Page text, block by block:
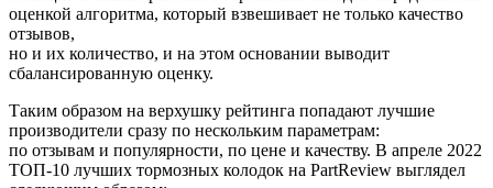
оценкой алгоритма, который взвешивает не только качество
отзывов,
но и их количество, и на этом основании выводит
сбалансированную оценку.
Таким образом на верхушку рейтинга попадают лучшие
производители сразу по нескольким параметрам:
по отзывам и популярности, по цене и качеству. В апреле 2022
ТОП-10 лучших тормозных колодок на PartReview выглядел